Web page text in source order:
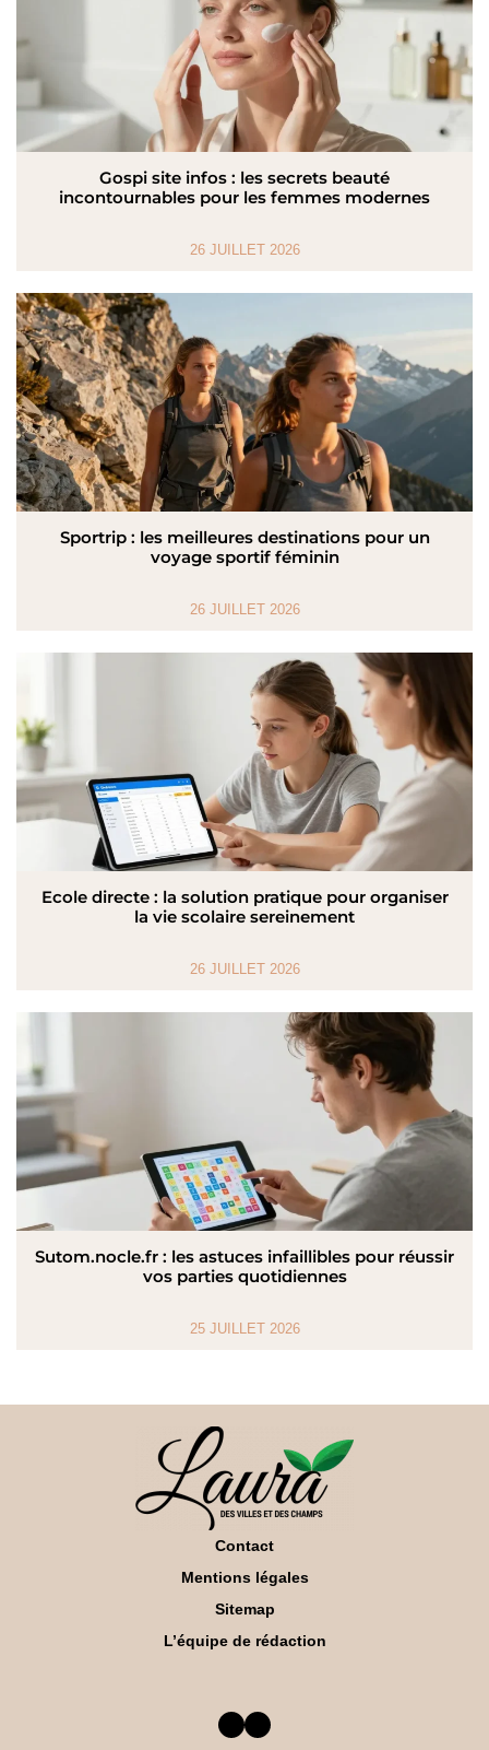
Gospi site infos : les secrets beauté
incontournables pour les femmes modernes
26 JUILLET 2026
Sportrip : les meilleures destinations pour un
voyage sportif féminin
26 JUILLET 2026
Ecole directe : la solution pratique pour organiser
la vie scolaire sereinement
26 JUILLET 2026
Sutom.nocle.fr : les astuces infaillibles pour réussir
vos parties quotidiennes
25 JUILLET 2026
Contact
Mentions légales
Sitemap
L’équipe de rédaction
Facebook
Twitter